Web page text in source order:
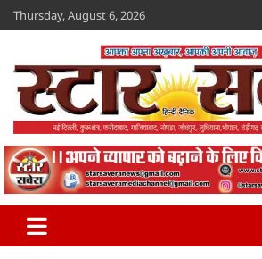
Skip
to
Thursday, August 6, 2026
Star Savera
www.starsavera.com